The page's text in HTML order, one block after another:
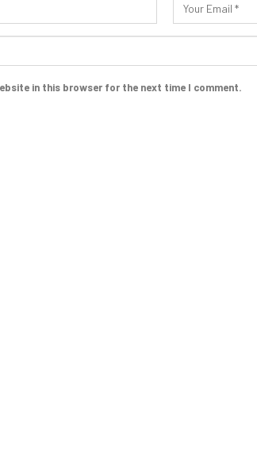
in this browser for the next time I comment.